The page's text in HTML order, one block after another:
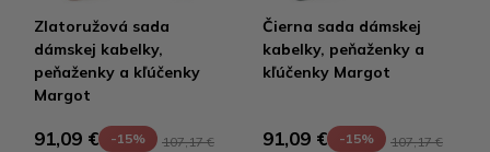
Zlatoružová sada
dámskej kabelky,
peňaženky a kľúčenky
Margot
91,09 € -15% 107,17 €
Čierna sada dámskej
kabelky, peňaženky a
kľúčenky Margot
91,09 € -15% 107,17 €